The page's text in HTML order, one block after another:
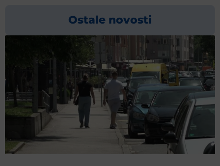
Ostale novosti